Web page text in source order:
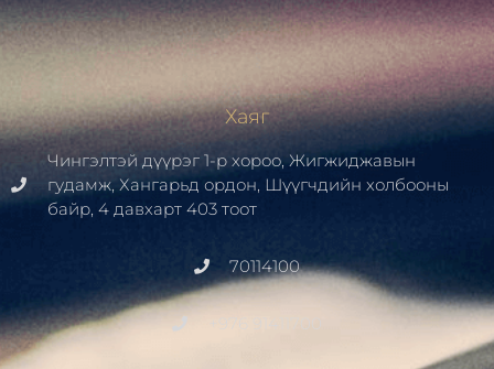
Хаяг
Чингэлтэй дүүрэг 1-р хороо, Жигжиджавын
гудамж, Хангарьд ордон, Шүүгчдийн холбооны
байр, 4 давхарт 403 тоот
70114100